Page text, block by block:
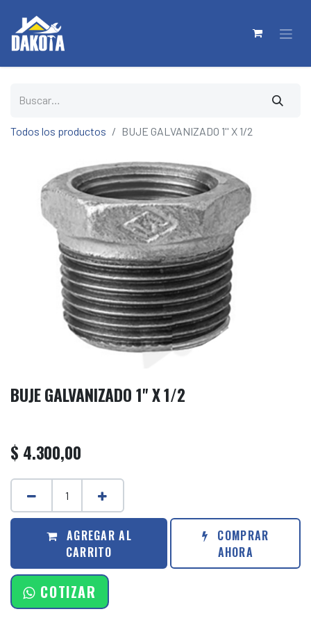
Todos los productos BUJE GALVANIZADO 1'' X 1/2
BUJE GALVANIZADO 1'' X 1/2
$ 4.300,00
AGREGAR AL
CARRITO
COMPRAR
AHORA
COTIZAR